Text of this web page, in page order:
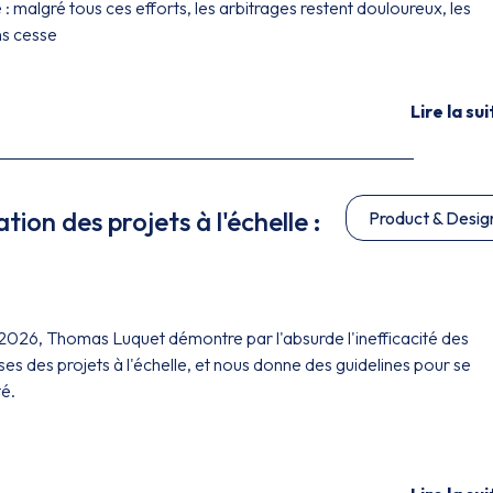
malgré tous ces efforts, les arbitrages restent douloureux, les
cesse
Lire la
des projets à l'échelle : Product &
Thomas Luquet démontre par l'absurde l'inefficacité des
des projets à l'échelle, et nous donne des guidelines pour se